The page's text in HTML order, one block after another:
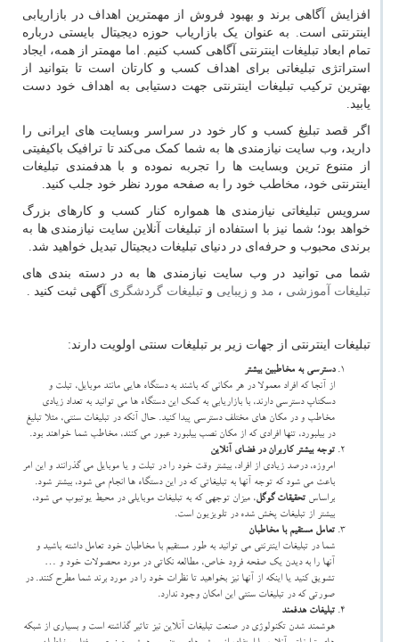
افزایش آگاهی برند و بهبود فروش از مهمترین اهداف در بازاریابی
اینترنتی است. به عنوان یک بازاریاب حوزه دیجیتال بایستی درباره
تمام ابعاد تبلیغات اینترنتی آگاهی کسب کنیم. اما مهمتر از همه، ایجاد
استراتژی تبلیغاتی برای اهداف کسب و کارتان است تا بتوانید از
بهترین ترکیب تبلیغات اینترنتی جهت دستیابی به اهداف خود دست
یابید.
اگر قصد تبلیغ کسب ‌و کار خود در سراسر وبسایت های ایرانی را
دارید، وب سایت نیازمندی ها به شما کمک می‌کند تا ترافیک باکیفیتی
از متنوع ترین وبسایت ها را تجربه نموده و با هدفمندی تبلیغات
اینترنتی خود، مخاطب خود را به صفحه مورد نظر خود جلب کنید.
سرویس تبلیغاتی نیازمندی ها همواره کنار کسب و کارهای بزرگ
خواهد بود؛ شما نیز با استفاده از تبلیغات آنلاین سایت نیازمندی ها به
برندی محبوب و حرفه‌ای در دنیای تبلیغات دیجیتال تبدیل خواهید شد.
شما می توانید در وب سایت نیازمندی ها به در دسته بندی های
تبلیغات آموزشی ، مد و زیبایی و تبلیغات گردشگری آگهی ثبت کنید .
تبلیغات اینترنتی از جهات زیر بر تبلیغات سنتی اولویت دارند:
دسترسی به مخاطبین بیشتر
از آنجا که افراد معمولا در هر مکانی که باشند به دستگاه هایی مانند موبایل، تبلت و
دسکتاپ دسترسی دارند، با بازاریابی به کمک این دستگاه ها می توانید به تعداد زیادی
مخاطب و در مکان های مختلف دسترسی پیدا کنید. حال آنکه در تبلیغات سنتی، مثلا تبلیغ
در بیلبورد، تنها افرادی که از مکان نصب بیلبورد عبور می کنند، مخاطب شما خواهند بود.
توجه بیشتر کاربران در فضای آنلاین
امروزه، درصد زیادی از افراد، بیشتر وقت خود را در تبلت و یا موبایل می گذرانند و این امر
باعث می شود که توجه آنها به تبلیغاتی که در این دستگاه ها انجام می شود، بیشتر شود.
براساس تحقیقات گوگل، میزان توجهی که به تبلیغات موبایلی در محیط یوتیوب می شود،
بیشتر از تبلیغات پخش شده در تلویزیون است.
تعامل مستقیم با مخاطبان
شما در تبلیغات اینترنتی می توانید به طور مستقیم با مخاطبان خود تعامل داشته باشید و
آنها را به دیدن یک صفحه فرود خاص، مطالعه نکاتی در مورد محصولات خود و …
تشویق کنید یا اینکه از آنها نیز بخواهید تا نظرات خود را در مورد برند شما مطرح کنند. در
صورتی که در تبلیغات سنتی این امکان وجود ندارد.
تبلیغات هدفمند
هوشمند شدن تکنولوژی در صنعت تبلیغات آنلاین نیز تاثیر گذاشته است و بسیاری از شبکه